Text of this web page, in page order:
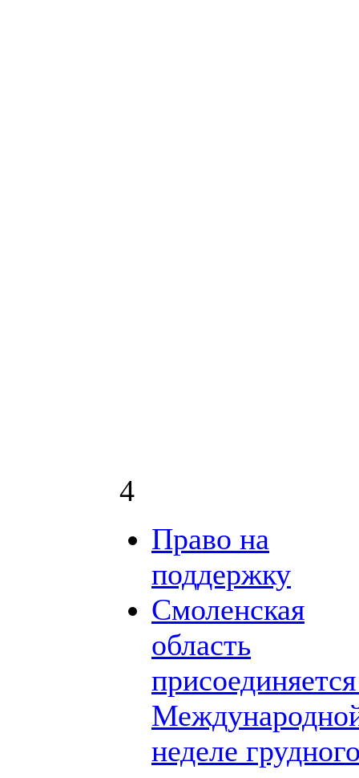
4
Право на
поддержку
Смоленская
область
неделе